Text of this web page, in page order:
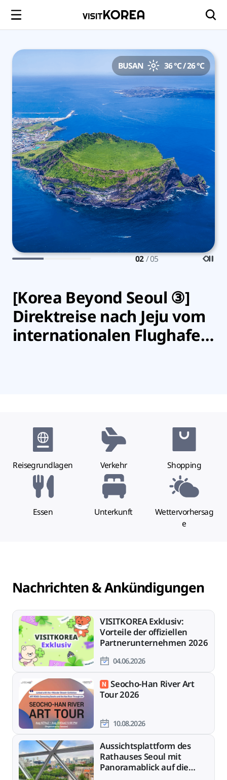
BUSAN 36 °C / 26 °C
[Korea Beyond Seoul ③]
Direktreise nach Jeju vom
internationalen Flughafen
02 / 05
Reisegrundlagen Verkehr Shopping
Essen Unterkunft
Wettervorhersag
e
Nachrichten & Ankündigungen
VISITKOREA Exklusiv:
Vorteile der offiziellen
Partnerunternehmen 2026
04.06.2026
Seocho-Han River Art
Tour 2026
10.08.2026
Aussichtsplattform des
Rathauses Seoul mit
Panoramablick auf die